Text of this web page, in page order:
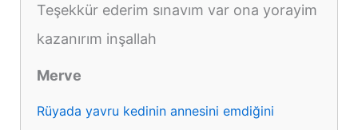
Teşekkür ederim sınavım var ona yorayim
kazanırım inşallah
Merve
Rüyada yavru kedinin annesini emdiğini